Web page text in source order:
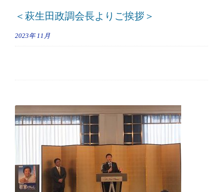
＜萩生田政調会長よりご挨拶＞
2023年 11月